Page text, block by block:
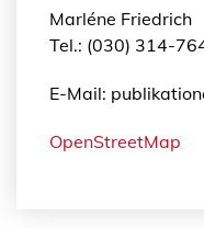
Marléne Friedrich
Tel.: (030) 314-
E-Mail:
OpenStreetMap